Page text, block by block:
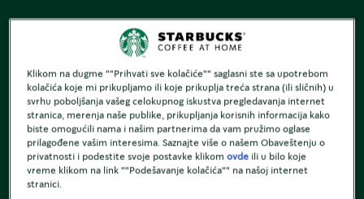
Klikom na dugme ""Prihvati sve kolačiće"" saglasni ste sa upotrebom
kolačića koje mi prikupljamo ili koje prikuplja treća strana (ili sličnih) u
svrhu poboljšanja vašeg celokupnog iskustva pregledavanja internet
stranica, merenja naše publike, prikupljanja korisnih informacija kako
biste omogućili nama i našim partnerima da vam pružimo oglase
prilagođene vašim interesima. Saznajte više o našem Obaveštenju o
privatnosti i podestite svoje postavke klikomovde ili u bilo koje
vreme klikom na link ""Podešavanje kolačića"" na našoj internet
stranici.